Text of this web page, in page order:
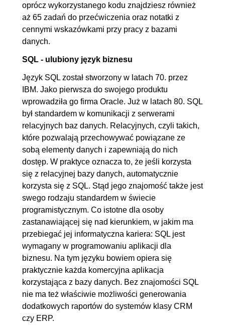
9.3. LEFT/RIGHT JOIN
00:06:48
9.4. UNION / UNION ALL
00:06:17
10. Podzapytania
10.1. Podzapytania
wewnętrzne
10.2. Podzapytania
skorelowane
11. Aktualizacja i usuwanie danych 00:16:23
11.1. Polecenie UPDATE cz. 1
00:03:14
11.2. Polecenie UPDATE cz. 2
11.3. DELETE FROM /
TRUNCATE
00:04:50
12. Widoki i indeksy
12.1. Praca z widokiem
00:07:02
12.2. Tworzenie indeksu
00:07:16
12.3. Weryfikacja indeksu
(EXPLAIN)
12.4. SHOW FULL TABLES /
SHOW INDEXES
00:04:04
13. Podstawy programowania
oprócz wykorzystanego kodu znajdziesz również
aż 65 zadań do przećwiczenia oraz notatki z
cennymi wskazówkami przy pracy z bazami
danych.
SQL - ulubiony język biznesu
Język SQL został stworzony w latach 70. przez
IBM. Jako pierwsza do swojego produktu
wprowadziła go firma Oracle. Już w latach 80. SQL
był standardem w komunikacji z serwerami
relacyjnych baz danych. Relacyjnych, czyli takich,
które pozwalają przechowywać powiązane ze
sobą elementy danych i zapewniają do nich
dostęp. W praktyce oznacza to, że jeśli korzysta
się z relacyjnej bazy danych, automatycznie
korzysta się z SQL. Stąd jego znajomość także jest
swego rodzaju standardem w świecie
programistycznym. Co istotne dla osoby
zastanawiającej się nad kierunkiem, w jakim ma
przebiegać jej informatyczna kariera: SQL jest
wymagany w programowaniu aplikacji dla
biznesu. Na tym języku bowiem opiera się
praktycznie każda komercyjna aplikacja
korzystająca z bazy danych. Bez znajomości SQL
nie ma też właściwie możliwości generowania
dodatkowych raportów do systemów klasy CRM
czy ERP.